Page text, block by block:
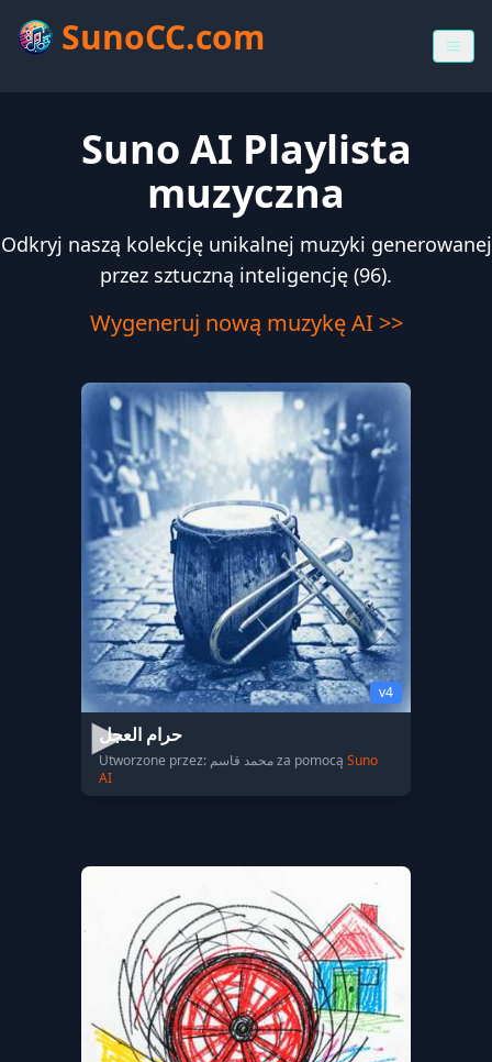
SunoCC.com
Suno AI Playlista
muzyczna
Odkryj naszą kolekcję unikalnej muzyki generowanej
przez sztuczną inteligencję (96).
Wygeneruj nową muzykę AI >>
v4
حرام العجل
Utworzone przez: محمد قاسم za pomocą Suno
AI